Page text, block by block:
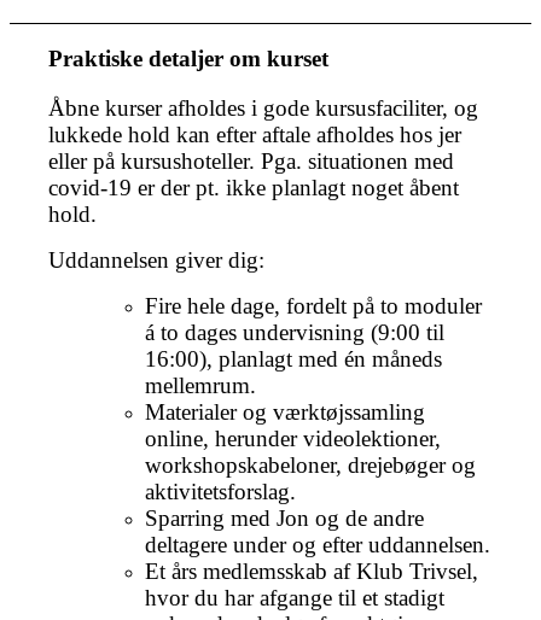
Praktiske detaljer om kurset
Åbne kurser afholdes i gode kursusfaciliter, og
lukkede hold kan efter aftale afholdes hos jer
eller på kursushoteller. Pga. situationen med
covid-19 er der pt. ikke planlagt noget åbent
hold.
Uddannelsen giver dig:
Fire hele dage, fordelt på to moduler
á to dages undervisning (9:00 til
16:00), planlagt med én måneds
mellemrum.
Materialer og værktøjssamling
online, herunder videolektioner,
workshopskabeloner, drejebøger og
aktivitetsforslag.
Sparring med Jon og de andre
deltagere under og efter uddannelsen.
Et års medlemsskab af Klub Trivsel,
hvor du har afgange til et stadigt